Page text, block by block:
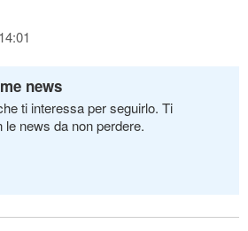
news
ti interessa per seguirlo. Ti
news da non perdere.